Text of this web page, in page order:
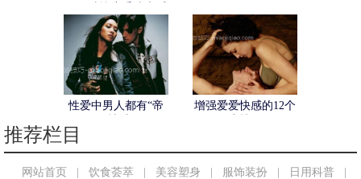
解！
性爱中男人都有“帝
增强爱爱快感的12个
推荐栏目
网站首页 饮食荟萃 美容塑身 服饰装扮 日用科普